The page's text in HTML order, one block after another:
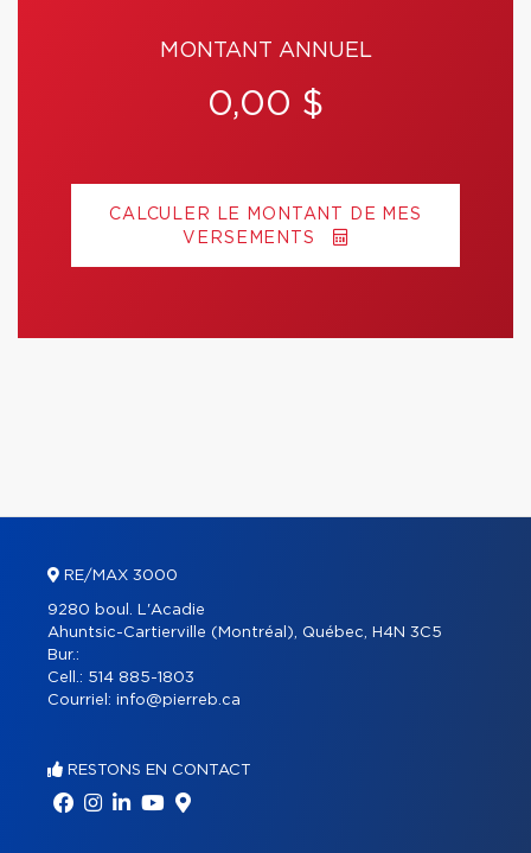
MONTANT ANNUEL
0,00 $
CALCULER LE MONTANT DE MES
VERSEMENTS
RE/MAX 3000
9280 boul. L'Acadie
Ahuntsic-Cartierville (Montréal), Québec, H4N 3C5
Bur.:
Cell.: 514 885-1803
Courriel: info@pierreb.ca
RESTONS EN CONTACT